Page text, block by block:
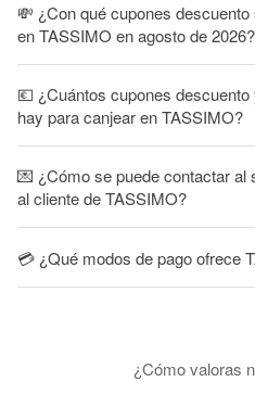
💸 ¿Con qué cupones
en TASSIMO en agosto de 2026?
💶 ¿Cuántos cupones
hay para canjear en TASSIMO?
💌 ¿Cómo se puede contactar al
al cliente de TASSIMO?
💳 ¿Qué modos de pago ofrece
¿Cómo valoras